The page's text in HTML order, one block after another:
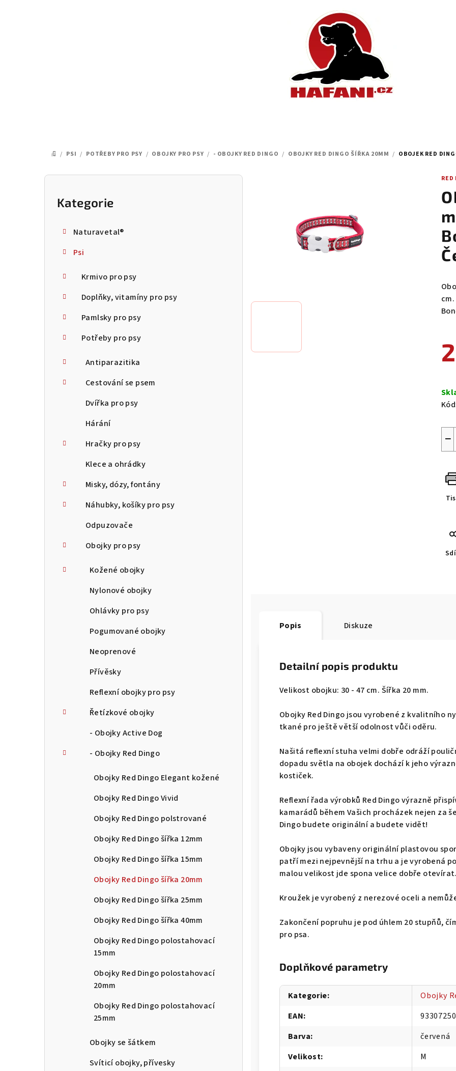
DOMŮ
/ PSI / POTŘEBY PRO PSY / OBOJKY PRO PSY / - OBOJKY RED DINGO / OBOJKY RED DINGO ŠÍŘKA 20MM / OBOJEK RED
P
Přeskočit
kategorie
Kategorie
Naturavetal®
Psi
Krmivo pro psy
Doplňky, vitamíny pro psy
Pamlsky pro psy
Potřeby pro psy
Antiparazitika
Cestování se psem
Dvířka pro psy
Hárání
Hračky pro psy
Klece a ohrádky
Misky, dózy, fontány
Náhubky, košíky pro psy
Odpuzovače
Obojky pro psy
Kožené obojky
Nylonové obojky
Ohlávky pro psy
Pogumované obojky
Neoprenové
Přívěsky
Reflexní obojky pro psy
Řetízkové obojky
- Obojky Active Dog
- Obojky Red Dingo
Obojky Red Dingo Elegant kožené
Obojky Red Dingo Vivid
Obojky Red Dingo polstrované
Obojky Red Dingo šířka 12mm
Obojky Red Dingo šířka 15mm
Obojky Red Dingo šířka 20mm
Obojky Red Dingo šířka 25mm
Obojky Red Dingo šířka 40mm
Obojky Red Dingo polostahovací
15mm
Obojky Red Dingo polostahovací
20mm
Obojky Red Dingo polostahovací
25mm
Obojky se šátkem
Svíticí obojky, přívesky
RED
cena:
−
Popis Diskuze
Detailní popis produktu
Velikost obojku: 30 - 47 cm. Šířka 20 mm.
Obojky Red Dingo jsou vyrobené z kvalitního
tkané pro ještě větší odolnost vůči oděru.
Našitá reflexní stuha velmi dobře odráží
dopadu světla na obojek dochází k jeho
kostiček.
Reflexní řada výrobků Red Dingo výrazně
kamarádů během Vašich procházek nejen za
Dingo budete originální a budete vidět!
Obojky jsou vybaveny originální plastovou
patří mezi nejpevnější na trhu a je vyrobená
malou velikost jde spona velice dobře otevírat.
Kroužek je vyrobený z nerezové oceli a
Zakončení popruhu je pod úhlem 20 stupňů,
pro psa.
Doplňkové parametry
Kategorie:
Obojky
EAN:
Barva:
červená
Velikost:
M